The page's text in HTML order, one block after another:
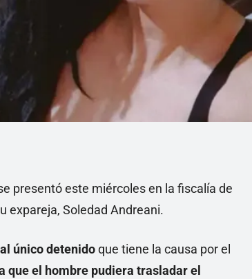
presentó este miércoles en la fiscalía de
expareja, Soledad Andreani.
único detenidoque tiene la causa por el
que el hombre pudiera trasladar el